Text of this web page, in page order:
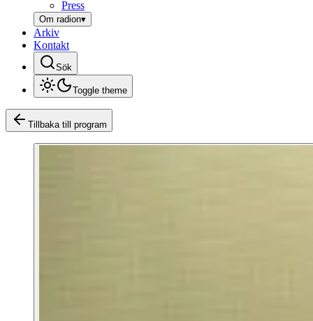
Press
Om radion▾
Arkiv
Kontakt
Sök
Toggle theme
Tillbaka till program